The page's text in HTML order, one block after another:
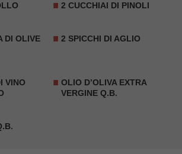
2 CUCCHIAI DI PINOLI
DI OLIVE
2 SPICCHI DI AGLIO
VINO
OLIO D’OLIVA EXTRA
VERGINE Q.B.